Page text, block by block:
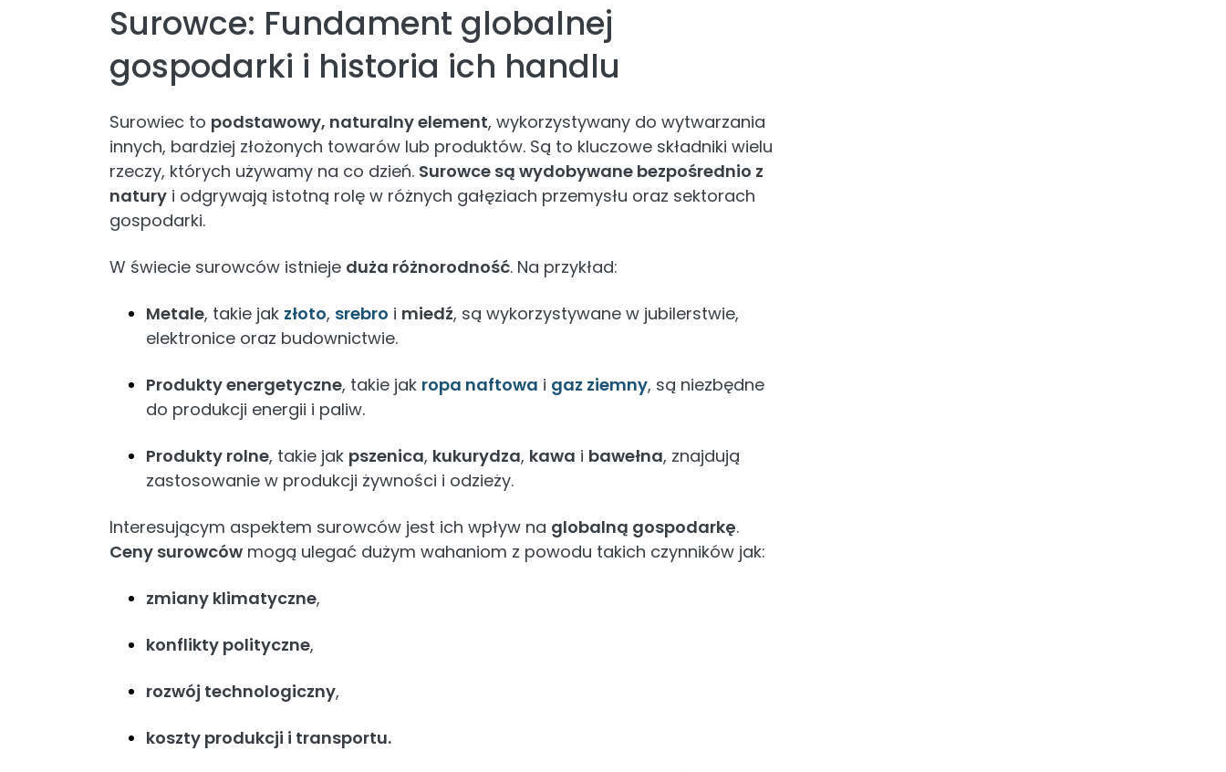
Surowce: Fundament globalnej
gospodarki i historia ich handlu
Surowiec to podstawowy, naturalny element, wykorzystywany do wytwarzania
innych, bardziej złożonych towarów lub produktów. Są to kluczowe składniki wielu
rzeczy, których używamy na co dzień. Surowce są wydobywane bezpośrednio z
natury i odgrywają istotną rolę w różnych gałęziach przemysłu oraz sektorach
gospodarki.
W świecie surowców istnieje duża różnorodność. Na przykład:
Metale, takie jak złoto, srebro i miedź, są wykorzystywane w jubilerstwie,
elektronice oraz budownictwie.
Produkty energetyczne, takie jak ropa naftowa i gaz ziemny, są niezbędne
do produkcji energii i paliw.
Produkty rolne, takie jak pszenica, kukurydza, kawa i bawełna, znajdują
zastosowanie w produkcji żywności i odzieży.
Interesującym aspektem surowców jest ich wpływ na globalną gospodarkę.
Ceny surowców mogą ulegać dużym wahaniom z powodu takich czynników jak:
zmiany klimatyczne,
konflikty polityczne,
rozwój technologiczny,
koszty produkcji i transportu.